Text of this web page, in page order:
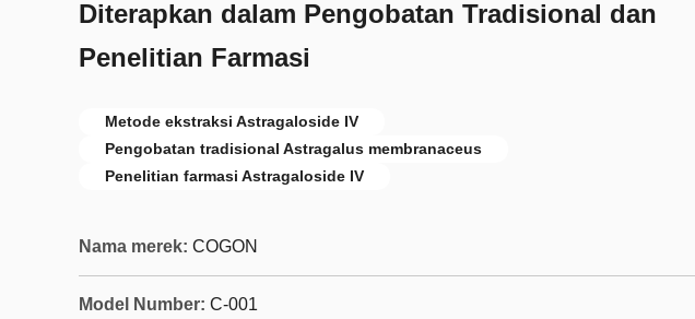
Diterapkan dalam Pengobatan Tradisional dan
Penelitian Farmasi
Metode ekstraksi Astragaloside IV
Pengobatan tradisional Astragalus membranaceus
Penelitian farmasi Astragaloside IV
Nama merek: COGON
Model Number: C-001